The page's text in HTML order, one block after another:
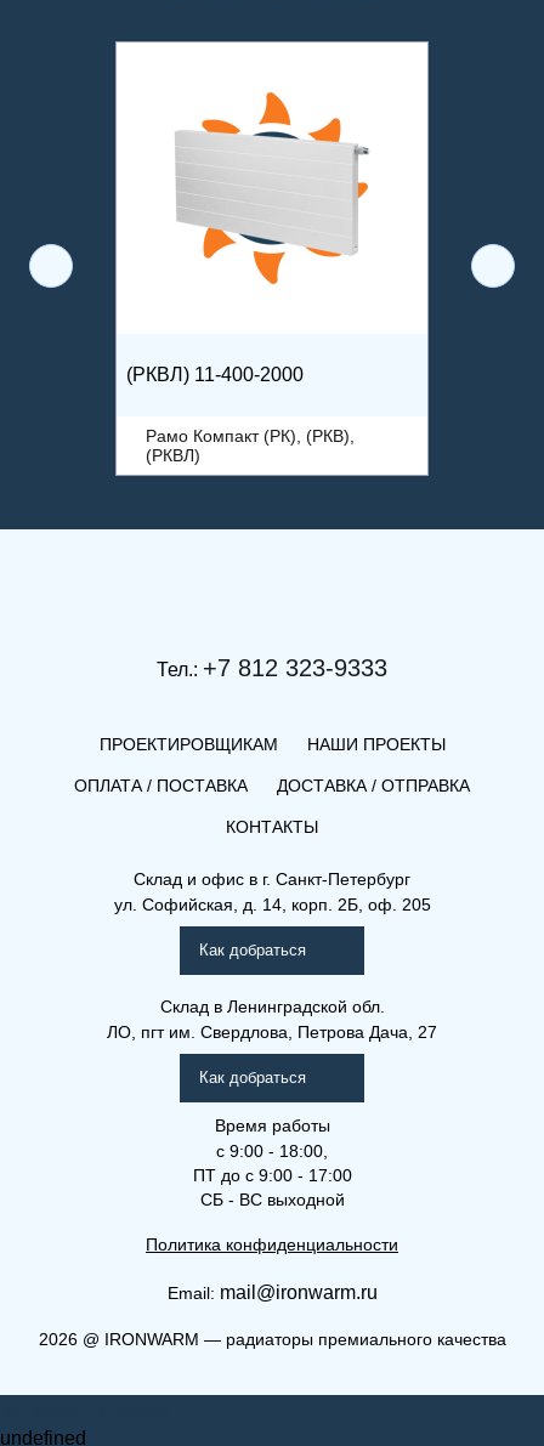
(РКВЛ) 11-400-2000
Рамо Компакт (РК), (РКВ),
(РКВЛ)
Рамо Компакт (РК), (РКВ),
(РК) 33-900-2400
Рамо Компакт (РК), (РКВ),
Тел.: +7 812 323-9333
ПРОЕКТИРОВЩИКАМ НАШИ ПРОЕКТЫ
ОПЛАТА / ПОСТАВКА ДОСТАВКА / ОТПРАВКА
КОНТАКТЫ
Склад и офис в г. Санкт-Петербург
ул. Софийская, д. 14, корп. 2Б, оф. 205
Как добраться
Склад в Ленинградской обл.
ЛО, пгт им. Свердлова, Петрова Дача, 27
Как добраться
Время работы
с 9:00 - 18:00,
ПТ до с 9:00 - 17:00
СБ - ВС выходной
Политика конфиденциальности
Email: mail@ironwarm.ru
2026@ IRONWARM — радиаторы премиального качества
undefined